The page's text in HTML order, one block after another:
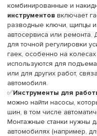
комбинированные и
инструментов включает
разводные ключи, щипцы
автосервиса или
для точной регулировки
гаек, особенно на
используются для
или для других работ,
автомобиля.
✅Инструменты для
можно найти насосы,
шин, в том числе
Монтажные станки нужны
автомобилях (например,